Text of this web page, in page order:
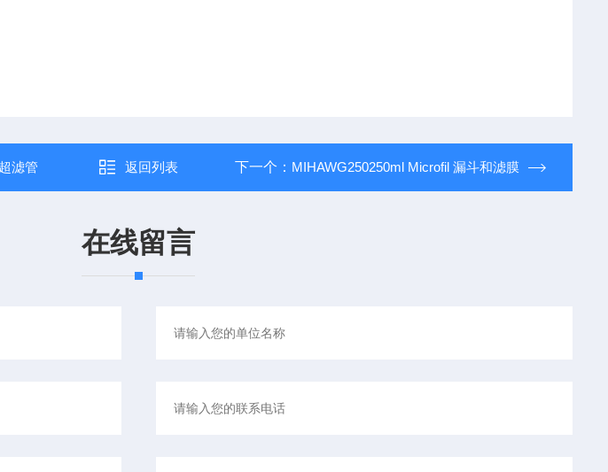
滤管 返回列表 下一个： MIHAWG250250ml Microfil 漏斗和滤膜
在线留言